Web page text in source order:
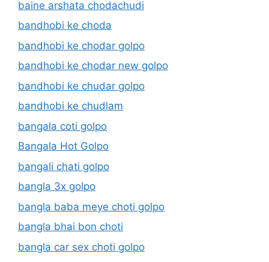
baine arshata chodachudi
bandhobi ke choda
bandhobi ke chodar golpo
bandhobi ke chodar new golpo
bandhobi ke chudar golpo
bandhobi ke chudlam
bangala coti golpo
Bangala Hot Golpo
bangali chati golpo
bangla 3x golpo
bangla baba meye choti golpo
bangla bhai bon choti
bangla car sex choti golpo